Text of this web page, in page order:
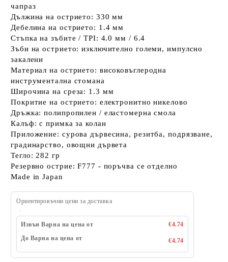
чапраз
Дължина на острието: 330 мм
Дебелина на острието: 1.4 мм
Стъпка на зъбите / TPI: 4.0 мм / 6.4
Зъби на острието: изключително големи, импулсно
закалени
Материал на острието: високовъглеродна
инструментална стомана
Широчина на среза: 1.3 мм
Покритие на острието: електронитно никелово
Дръжка: полипропилен / еластомерна смола
Калъф: с примка за колан
Приложение: сурова дървесина, резитба, подрязване,
градинарство, овощни дървета
Тегло: 282 гр
Резервно острие: F777 - поръчва се отделно
Made in Japan
Ориентировъчни цени за доставка
Извън Варна на цена от
€4.74
До Варна на цена от
€4.74